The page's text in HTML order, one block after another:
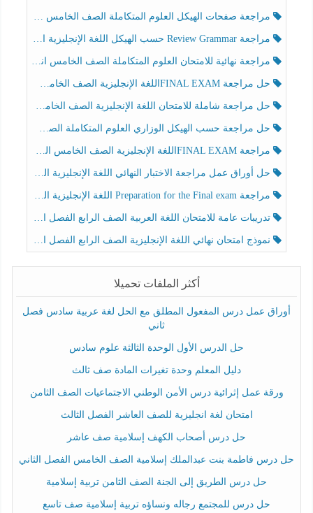
مراجعة صفحات الهيكل العلوم المتكاملة الصف الخامس انسبير الفصل الثالث
مراجعة Review Grammar حسب الهيكل اللغة الإنجليزية الصف الخامس الفصل الثالث
مراجعة نهائية للامتحان العلوم المتكاملة الصف الخامس انسبير الفصل الثالث
حل مراجعة FINAL EXAMاللغة الإنجليزية الصف الخامس الفصل الثالث
حل مراجعة شاملة للامتحان اللغة الإنجليزية الصف الخامس الفصل الثالث
حل مراجعة حسب الهيكل الوزاري العلوم المتكاملة الصف الخامس عام الفصل الثالث
مراجعة FINAL EXAMاللغة الإنجليزية الصف الخامس الفصل الثالث
حل أوراق عمل مراجعة الاختبار النهائي اللغة الإنجليزية الصف الرابع الفصل الثالث
مراجعة Preparation for the Final exam اللغة الإنجليزية الصف الرابع الفصل الثالث
تدريبات عامة للامتحان اللغة العربية الصف الرابع الفصل الثالث
نموذج امتحان نهائي اللغة الإنجليزية الصف الرابع الفصل الثالث
أكثر الملفات تحميلا
أوراق عمل درس المفعول المطلق مع الحل لغة عربية سادس فصل
ثاني
حل الدرس الأول الوحدة الثالثة علوم سادس
دليل المعلم وحدة تغيرات المادة صف ثالث
ورقة عمل إثرائية درس الأمن الوطني الاجتماعيات الصف الثامن
امتحان لغة انجليزية للصف العاشر الفصل الثالث
حل درس أصحاب الكهف إسلامية صف عاشر
حل درس فاطمة بنت عبدالملك إسلامية الصف الخامس الفصل الثاني
حل درس الطريق إلى الجنة الصف الثامن تربية إسلامية
حل درس للمجتمع رجاله ونساؤه تربية إسلامية صف تاسع